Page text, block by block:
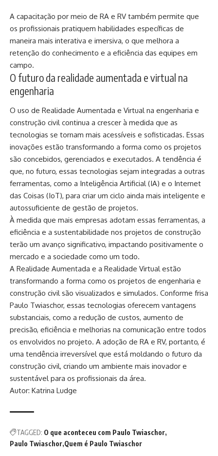
A capacitação por meio de RA e RV também permite que
os profissionais pratiquem habilidades específicas de
maneira mais interativa e imersiva, o que melhora a
retenção do conhecimento e a eficiência das equipes em
campo.
O futuro da realidade aumentada e virtual na
engenharia
O uso de Realidade Aumentada e Virtual na engenharia e
construção civil continua a crescer à medida que as
tecnologias se tornam mais acessíveis e sofisticadas. Essas
inovações estão transformando a forma como os projetos
são concebidos, gerenciados e executados. A tendência é
que, no futuro, essas tecnologias sejam integradas a outras
ferramentas, como a Inteligência Artificial (IA) e o Internet
das Coisas (IoT), para criar um ciclo ainda mais inteligente e
autossuficiente de gestão de projetos.
À medida que mais empresas adotam essas ferramentas, a
eficiência e a sustentabilidade nos projetos de construção
terão um avanço significativo, impactando positivamente o
mercado e a sociedade como um todo.
A Realidade Aumentada e a Realidade Virtual estão
transformando a forma como os projetos de engenharia e
construção civil são visualizados e simulados. Conforme frisa
Paulo Twiaschor, essas tecnologias oferecem vantagens
substanciais, como a redução de custos, aumento de
precisão, eficiência e melhorias na comunicação entre todos
os envolvidos no projeto. A adoção de RA e RV, portanto, é
uma tendência irreversível que está moldando o futuro da
construção civil, criando um ambiente mais inovador e
sustentável para os profissionais da área.
Autor: Katrina Ludge
TAGGED: O que aconteceu com Paulo Twiaschor
Paulo Twiaschor Quem é Paulo Twiaschor